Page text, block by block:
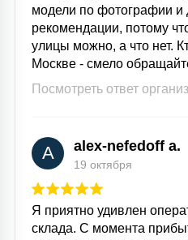
модели по фотографии
рекомендации, потому
улицы можно, а что нет.
Москве - смело
Посмотреть ответ
A alex-nefedoff a.
19 октября
Я приятно удивлен
склада. С момента